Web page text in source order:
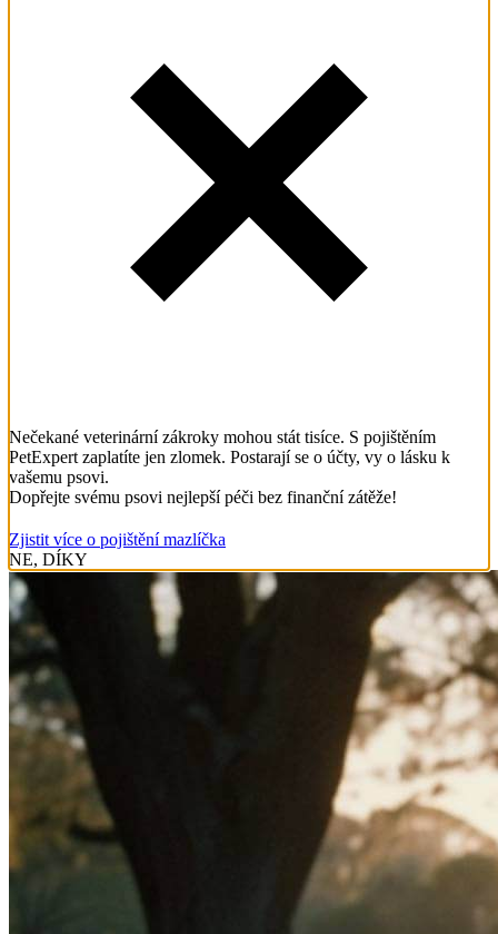
Nečekané veterinární zákroky mohou stát tisíce. S pojištěním
PetExpert zaplatíte jen zlomek. Postarají se o účty, vy o lásku k
vašemu psovi.
Dopřejte svému psovi nejlepší péči bez finanční zátěže!
Zjistit více o pojištění mazlíčka
NE, DÍKY